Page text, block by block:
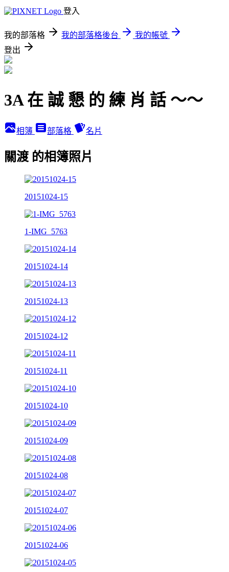
登入
我的部落格 我的部落格後台
我的帳號
登出
3A 在 誠 懇 的 練 肖 話 ～～
相簿 部落格 名片
關渡 的相簿照片
20151024-15
1-IMG_5763
20151024-14
20151024-13
20151024-12
20151024-11
20151024-10
20151024-09
20151024-08
20151024-07
20151024-06